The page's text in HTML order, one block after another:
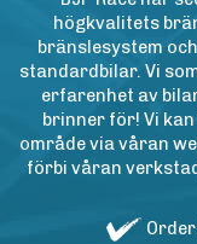
högkvalitets
bränslesystem
standardbilar. Vi
erfarenhet av
brinner för! Vi
område via våran
förbi våran